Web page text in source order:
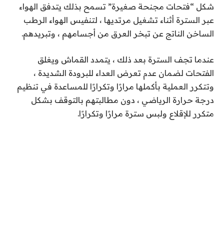
شكل “فتحات مجنحة صغيرة” تسمح بذلك يتدفق الهواء
عبر السترة أثناء تشغيل مرتديها ، لتنفيس الهواء الرطب
الساخن الناتج عن تبخر العرق من أجسامهم ، وتبريدهم.
عندما تجف السترة بعد ذلك ، يتمدد القماش ويغلق
الفتحات لضمان عدم تعرض العداء للبرودة الشديدة ،
وتتكرر العملية بأكملها مرارًا وتكرارًا للمساعدة في تنظيم
درجة حرارة الرياضي ، دون مطالبتهم بالتوقف بشكل
متكرر للإقلاع ولبس سترة مرارًا وتكرارًا.